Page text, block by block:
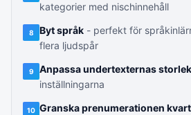
kategorier med nischinnehåll
8 Byt språk - perfekt för
flera ljudspår
9 Anpassa undertexternas storlek
inställningarna
10 Granska prenumerationen